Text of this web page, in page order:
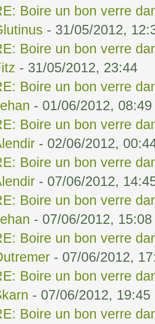
Boire un bon verre
- 31/05/2012,
Boire un bon verre
- 31/05/2012, 23:44
Boire un bon verre
- 01/06/2012, 08:49
Boire un bon verre
- 02/06/2012,
Boire un bon verre
- 07/06/2012,
Boire un bon verre
- 07/06/2012, 15:08
Boire un bon verre
- 07/06/2012,
Boire un bon verre
- 07/06/2012, 19:45
Boire un bon verre